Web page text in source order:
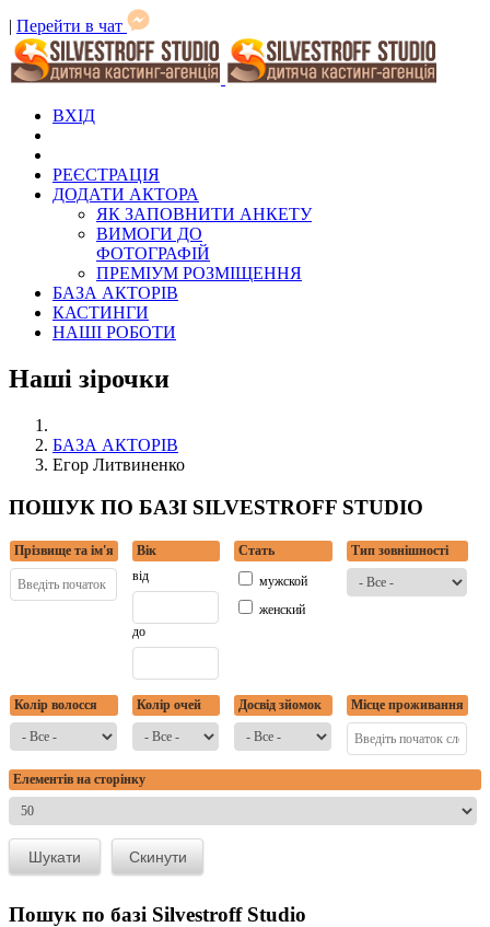
| Перейти в чат
ВХІД
РЕЄСТРАЦІЯ
ДОДАТИ АКТОРА
ЯК ЗАПОВНИТИ АНКЕТУ
ВИМОГИ ДО
ФОТОГРАФІЙ
ПРЕМІУМ РОЗМІЩЕННЯ
БАЗА АКТОРІВ
КАСТИНГИ
НАШІ РОБОТИ
Наші зірочки
БАЗА АКТОРІВ
Егор Литвиненко
ПОШУК ПО БАЗІ SILVESTROFF STUDIO
Прізвище та ім'я
Вік
від
до
Стать
мужской
женский
Тип зовнішності
Колір волосся Колір очей Досвід зйомок Місце проживання
Елементів на сторінку
Пошук по базі Silvestroff Studio